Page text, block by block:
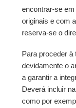
encontrar-se
originais e com
reserva-se o
Para proceder à
devidamente o
a garantir a
Deverá incluir
como por